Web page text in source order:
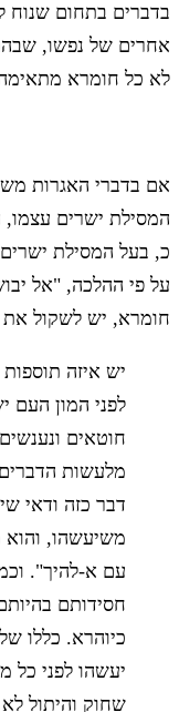
בדברים בתחום שנוח
אחרים של נפשו,
לא כל חומרא
אם בדברי האגרות
המסילת ישרים
כ, בעל המסילת
על פי ההלכה, "אל
חומרא, יש לשקול
יש איזה
לפני המון העם
חוטאים
מלעשות
דבר כזה ודאי
משיעשהו,
עם א-להיך".
חסידותם
כיוהרא. כללו
יעשהו לפני כל
שחוק והיתול